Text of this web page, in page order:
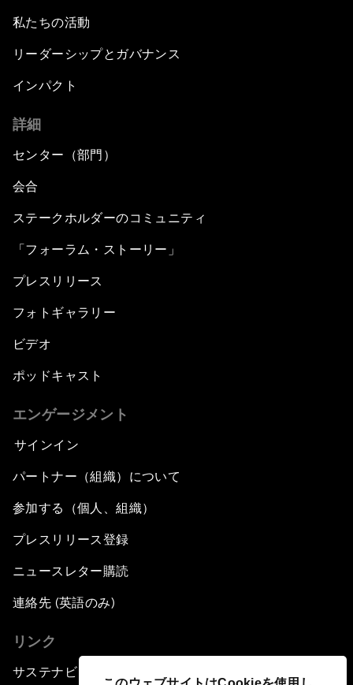
私たちの活動
リーダーシップとガバナンス
インパクト
詳細
センター（部門）
会合
ステークホルダーのコミュニティ
「フォーラム・ストーリー」
プレスリリース
フォトギャラリー
ビデオ
ポッドキャスト
エンゲージメント
サインイン
パートナー（組織）について
参加する（個人、組織）
プレスリリース登録
ニュースレター購読
連絡先 (英語のみ)
リンク
サステナビリティへの取り組み